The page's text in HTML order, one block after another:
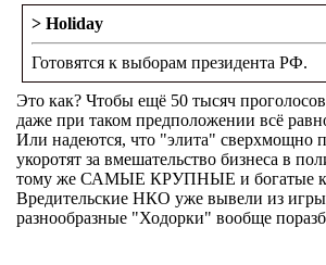
> Holiday
Готовятся к выборам президента РФ.
Это как? Чтобы ещё 50 тысяч
даже при таком предположении всё
Или надеются, что "элита" сверхмощно
укоротят за вмешательство бизнеса в
тому же САМЫЕ КРУПНЫЕ и богатые
Вредительские НКО уже вывели из
разнообразные "Ходорки" вообще